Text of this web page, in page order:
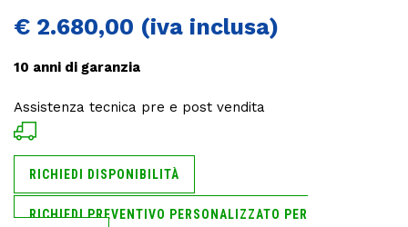
€ 2.680,00
10 anni di garanzia
Assistenza tecnica pre e post vendita
RICHIEDI DISPONIBILITÀ
RICHIEDI PREVENTIVO PERSONALIZZATO PER